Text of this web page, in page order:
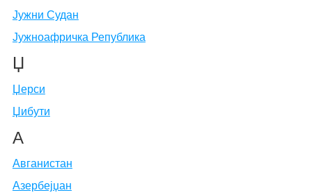
Јужни Судан
Јужноафричка Република
Џ
Џерси
Џибути
А
Авганистан
Азербејџан